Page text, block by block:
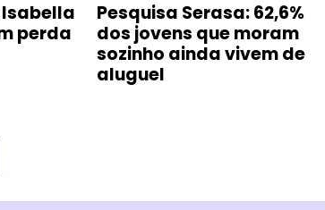
Isabella
perda
Pesquisa Serasa: 62,6%
dos jovens que moram
sozinho ainda vivem de
aluguel